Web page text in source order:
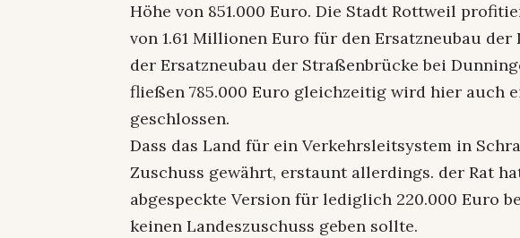
Höhe von 851.000 Euro. Die Stadt Rottweil
von 1.61 Millionen Euro für den Ersatzneubau
der Ersatzneubau der Straßenbrücke bei
fließen 785.000 Euro gleichzeitig wird hier auch
geschlossen.
Dass das Land für ein Verkehrsleitsystem in
Zuschuss gewährt, erstaunt allerdings. der Rat
abgespeckte Version für lediglich 220.000 Euro
keinen Landeszuschuss geben sollte.